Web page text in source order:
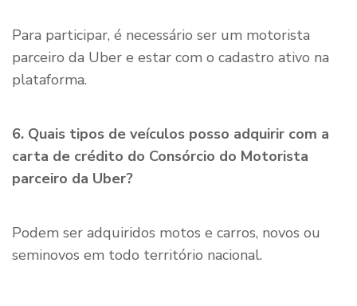
Para participar, é necessário ser um motorista
parceiro da Uber e estar com o cadastro ativo na
plataforma.
6. Quais tipos de veículos posso adquirir com a
carta de crédito do Consórcio do Motorista
parceiro da Uber?
Podem ser adquiridos motos e carros, novos ou
seminovos em todo território nacional.